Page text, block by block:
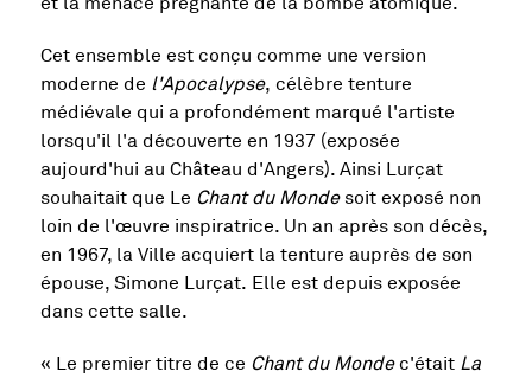
Cet ensemble est conçu comme une version
moderne de l'Apocalypse, célèbre tenture
médiévale qui a profondément marqué l'artiste
lorsqu'il l'a découverte en 1937 (exposée
aujourd'hui au Château d'Angers). Ainsi Lurçat
souhaitait que Le Chant du Mondesoit exposé non
loin de l'œuvre inspiratrice. Un an après son décès,
en 1967, la Ville acquiert la tenture auprès de son
épouse, Simone Lurçat. Elle est depuis exposée
dans cette salle.
« Le premier titre de ce Chant du Mondec'était La